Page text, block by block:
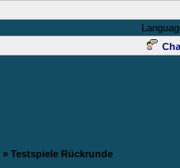
» Testspiele Rückrunde